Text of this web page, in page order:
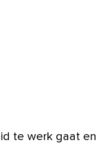
te werk gaat en